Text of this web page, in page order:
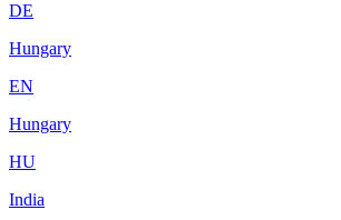
DE
Hungary
EN
Hungary
HU
India